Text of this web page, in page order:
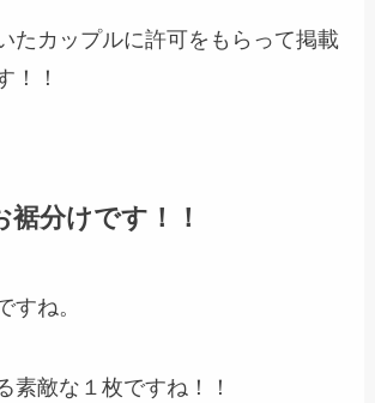
たカップルに許可をもらって掲載
！！
分けです！！
すね。
素敵な１枚ですね！！